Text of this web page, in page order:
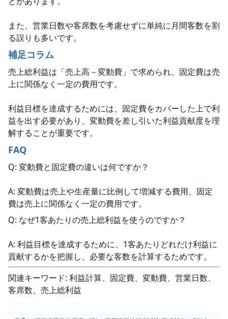
また、営業日数や客席数を考慮せずに単純に月間客数を割
る誤りも多いです。
補足コラム
売上総利益は「売上高－変動費」で求められ、固定費は売
上に関係なく一定の費用です。
利益目標を達成するためには、固定費をカバーした上で利
益を出す必要があり、変動費を差し引いた利益貢献度を理
解することが重要です。
FAQ
Q: 変動費と固定費の違いは何ですか？
A: 変動費は売上や生産量に比例して増減する費用、固定
費は売上に関係なく一定の費用です。
Q: なぜ1客あたりの売上総利益を使うのですか？
A: 利益目標を達成するために、1客あたりどれだけ利益に
貢献するかを把握し、必要な客数を計算するためです。
関連キーワード: 利益計算、固定費、変動費、営業日数、
客席数、売上総利益